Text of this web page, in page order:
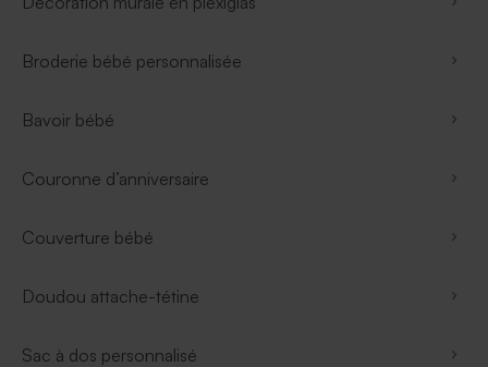
Broderie bébé personnalisée
Bavoir bébé
Couronne d’anniversaire
Couverture bébé
Doudou attache-tétine
Sac à dos personnalisé